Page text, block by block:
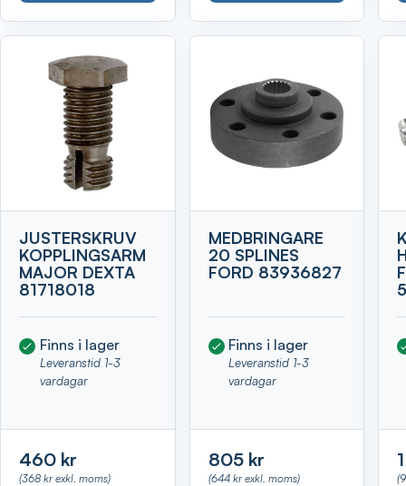
JUSTERSKRUV
KOPPLINGSARM
MAJOR DEXTA
81718018
Finns i lager
Leveranstid 1-3
vardagar
460 kr
(368 kr exkl. moms)
MEDBRINGARE
20 SPLINES
FORD 83936827
Finns i lager
Leveranstid 1-3
vardagar
805 kr
(644 kr exkl. moms)